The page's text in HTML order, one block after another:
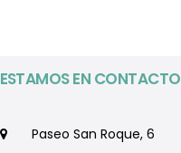
ESTAMOS EN CONTACTO
Paseo San Roque, 6